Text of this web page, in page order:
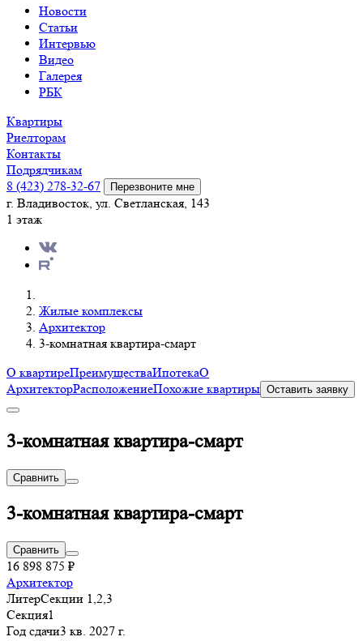
Новости
Статьи
Интервью
Видео
Галерея
РБК
Квартиры
Риелторам
Контакты
Подрядчикам
8 (423) 278-32-67
Перезвоните мне
г. Владивосток, ул. Светланская, 143
1 этаж
Жилые комплексы
Архитектор
3-комнатная квартира-смарт
О квартиреПреимуществаИпотекаО
АрхитекторРасположениеПохожие квартиры Оставить заявку
3-комнатная квартира-смарт
Сравнить
3-комнатная квартира-смарт
Сравнить
16 898 875 ₽
Архитектор
ЛитерСекции 1,2,3
Секция1
Год сдачи3 кв. 2027 г.